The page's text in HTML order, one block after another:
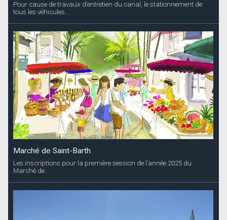
Pour cause de travaux d’entretien du canal, le stationnement de
tous les véhicules...
Marché de Saint-Barth
Les inscriptions pour la première session de l’année 2025 du
Marché de...